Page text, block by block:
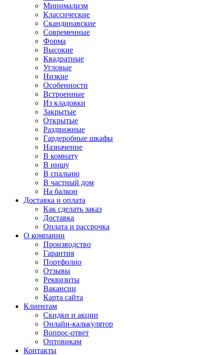
Минимализм
Классические
Скандинавские
Современные
Форма
Высокие
Квадратные
Угловые
Низкие
Особенности
Встроенные
Из кладовки
Закрытые
Открытые
Раздвижные
Гардеробные шкафы
Назначение
В комнату
В нишу
В спальню
В частный дом
На балкон
Доставка и оплата
Как сделать заказ
Доставка
Оплата и рассрочка
О компании
Производство
Гарантия
Портфолио
Отзывы
Реквизиты
Вакансии
Карта сайта
Клиентам
Скидки и акции
Онлайн-калькулятор
Вопрос-ответ
Оптовикам
Контакты